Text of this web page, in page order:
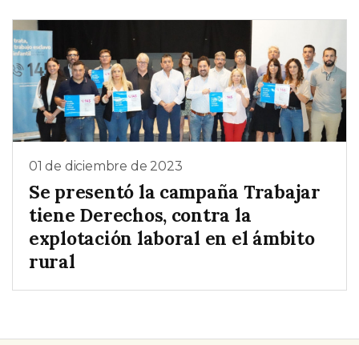
01 de diciembre de 2023
Se presentó la campaña Trabajar
tiene Derechos, contra la
explotación laboral en el ámbito
rural